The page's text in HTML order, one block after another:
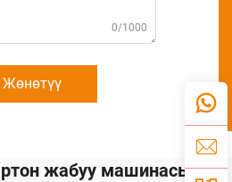
0/1000
Жөнөтүү
жабуу машинасы